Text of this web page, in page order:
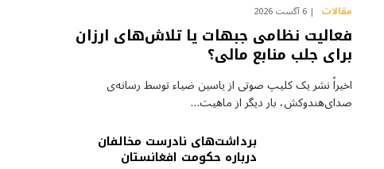
مقالات 6 آگست 2026
فعالیت نظامی جبهات یا تلاش‌های ارزان
برای جلب منابع مالی؟
اخیراً نشر یک کلیپ صوتی از یاسین ضیاء توسط رسانه‌ی
صدای‌هندوکش، بار دیگر از ماهیت…
برداشت‌های نادرست مخالفان
درباره حکومت افغانستان